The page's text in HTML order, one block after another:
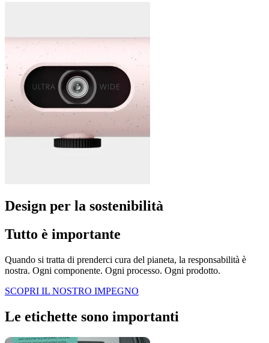
Design per la sostenibilità
Tutto è importante
Quando si tratta di prenderci cura del pianeta, la responsabilità è
nostra. Ogni componente. Ogni processo. Ogni prodotto.
SCOPRI IL NOSTRO IMPEGNO
Le etichette sono importanti